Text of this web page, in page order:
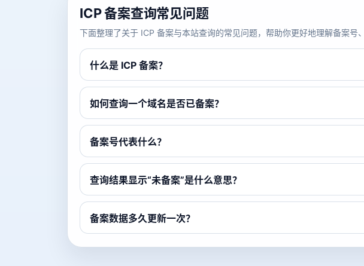
ICP 备案查询常见问题
下面整理了关于 ICP 备案与本站查询的常见问题，帮助你更好地理解备案号
什么是 ICP 备案？
如何查询一个域名是否已备案？
备案号代表什么？
查询结果显示“未备案”是什么意思？
备案数据多久更新一次？